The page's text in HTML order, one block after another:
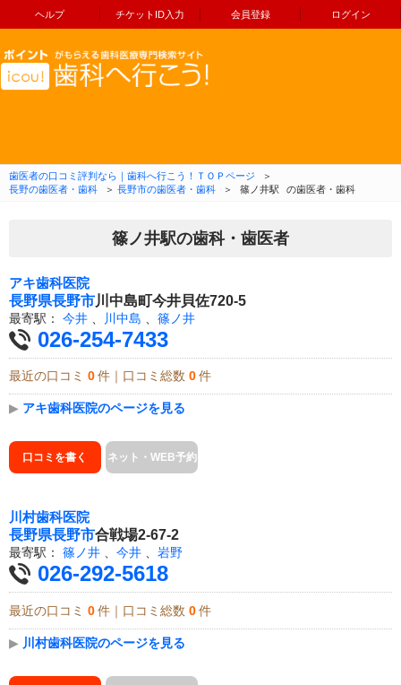
ヘルプ チケットID入力 会員登録 ログイン
コンテンツへ移動
歯医者の口コミ評判なら｜歯科へ行こう！ＴＯＰページ
＞
長野の歯医者・歯科
＞ 長野市の歯医者・歯科 ＞ 篠ノ井駅 の歯医者・歯科
篠ノ井駅の歯科・歯医者
アキ歯科医院
長野県長野市川中島町今井貝佐720-5
最寄駅： 今井 川中島 篠ノ井
026-254-7433
最近の口コミ 0 件｜口コミ総数 0 件
▶ アキ歯科医院のページを見る
口コミを書く ネット・WEB予約
川村歯科医院
長野県長野市合戦場2-67-2
最寄駅： 篠ノ井 、 今井 、 岩野
026-292-5618
最近の口コミ 0 件｜口コミ総数 0 件
▶ 川村歯科医院のページを見る